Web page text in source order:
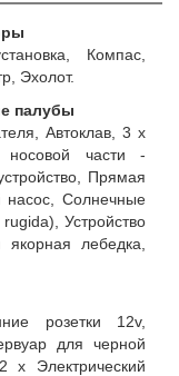
Компас,
Эхолот.
палубы
Автоклав, 3 x
носовой части -
Прямая
насос, Солнечные
Устройство
якорная лебедка,
розетки 12v,
для черной
x Электрический